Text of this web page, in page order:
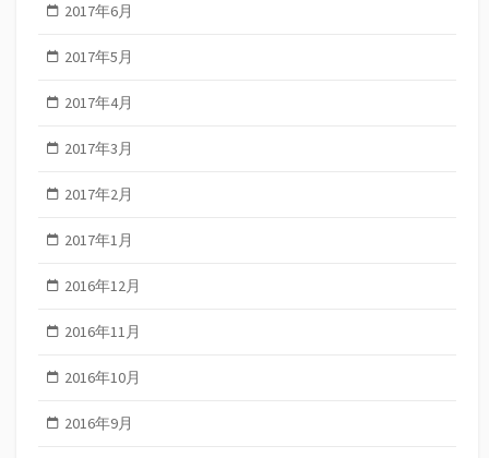
2017年6月
2017年5月
2017年4月
2017年3月
2017年2月
2017年1月
2016年12月
2016年11月
2016年10月
2016年9月